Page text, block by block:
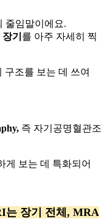
줄임말이에요.
기 를 아주 자세히 찍
구조를 보는 데 쓰여
즉 자기공명혈관조
게 보는 데 특화되어
는 장기 전체, MRA